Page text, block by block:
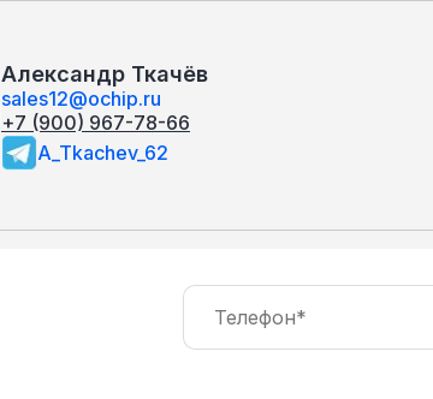
Александр Ткачёв
sales12@ochip.ru
+7 (900) 967-78-66
A_Tkachev_62